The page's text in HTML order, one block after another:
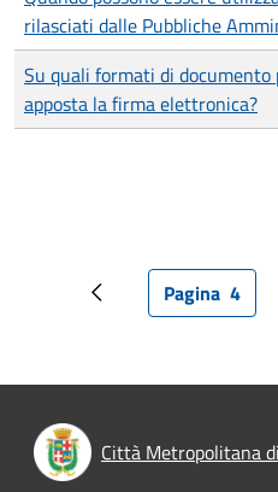
rilasciati dalle Pubbliche
Su quali formati di documento
apposta la firma elettronica?
Pagina precedente
Pagina
Pagina 4
Città Metropolitana